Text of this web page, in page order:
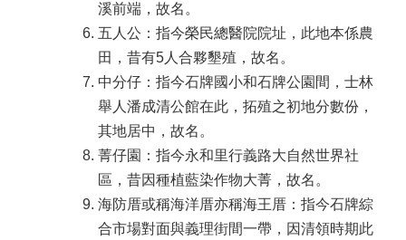
溪前端，故名。
五人公：指今榮民總醫院院址，此地本係農
田，昔有5人合夥墾殖，故名。
中分仔：指今石牌國小和石牌公園間，士林
舉人潘成清公館在此，拓殖之初地分數份，
其地居中，故名。
菁仔園：指今永和里行義路大自然世界社
區，昔因種植藍染作物大菁，故名。
海防厝或稱海洋厝亦稱海王厝：指今石牌綜
合市場對面與義理街間一帶，因清領時期此